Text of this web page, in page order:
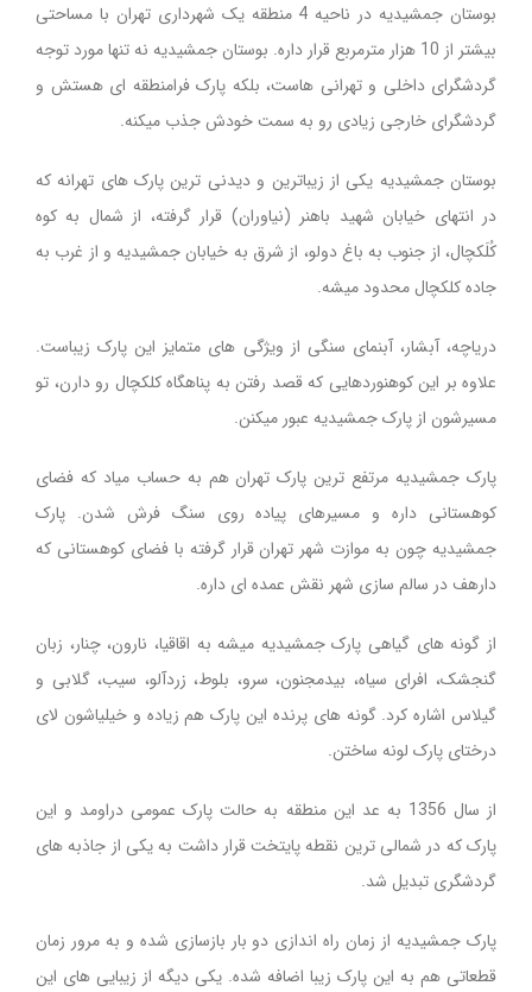
بوستان جمشیدیه در ناحیه 4 منطقه یک شهرداری تهران با مساحتی
بیشتر از 10 هزار مترمربع قرار داره. بوستان جمشیدیه نه تنها مورد توجه
گردشگرای داخلی و تهرانی هاست، بلکه پارک فرامنطقه ای هستش و
گردشگرای خارجی زیادی رو به سمت خودش جذب میکنه.
بوستان جمشیدیه یکی از زیباترین و دیدنی ترین پارک های تهرانه که
در انتهای خیابان شهید باهنر (نیاوران) قرار گرفته، از شمال به کوه
کُلَکچال، از جنوب به باغ دولو، از شرق به خیابان جمشیدیه و از غرب به
جاده کلکچال محدود میشه.
دریاچه، آبشار، آبنمای سنگی از ویژگی های متمایز این پارک زیباست.
علاوه بر این کوهنوردهایی که قصد رفتن به پناهگاه کلکچال رو دارن، تو
مسیرشون از پارک جمشیدیه عبور میکنن.
پارک جمشیدیه مرتفع ترین پارک تهران هم به حساب میاد که فضای
کوهستانی داره و مسیرهای پیاده روی سنگ فرش شدن. پارک
جمشیدیه چون به موازت شهر تهران قرار گرفته با فضای کوهستانی که
دارهف در سالم سازی شهر نقش عمده ای داره.
از گونه های گیاهی پارک جمشیدیه میشه به اقاقیا، نارون، چنار، زبان
گنجشک، افرای سیاه، بیدمجنون، سرو، بلوط، زردآلو، سیب، گلابی و
گیلاس اشاره کرد. گونه های پرنده این پارک هم زیاده و خیلیاشون لای
درختای پارک لونه ساختن.
از سال 1356 به عد این منطقه به حالت پارک عمومی دراومد و این
پارک که در شمالی ترین نقطه پایتخت قرار داشت به یکی از جاذبه های
گردشگری تبدیل شد.
پارک جمشیدیه از زمان راه اندازی دو بار بازسازی شده و به مرور زمان
قطعاتی هم به این پارک زیبا اضافه شده. یکی دیگه از زیبایی های این